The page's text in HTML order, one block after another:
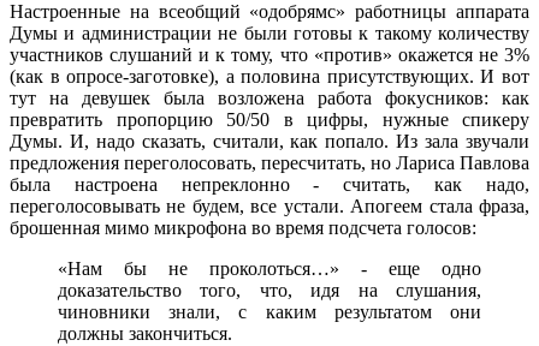
Настроенные на всеобщий «одобрямс» работницы аппарата
Думы и администрации не были готовы к такому количеству
участников слушаний и к тому, что «против» окажется не 3%
(как в опросе-заготовке), а половина присутствующих. И вот
тут на девушек была возложена работа фокусников: как
превратить пропорцию 50/50 в цифры, нужные спикеру
Думы. И, надо сказать, считали, как попало. Из зала звучали
предложения переголосовать, пересчитать, но Лариса Павлова
была настроена непреклонно - считать, как надо,
переголосовывать не будем, все устали. Апогеем стала фраза,
брошенная мимо микрофона во время подсчета голосов:
«Нам бы не проколоться…» - еще одно
доказательство того, что, идя на слушания,
чиновники знали, с каким результатом они
должны закончиться.